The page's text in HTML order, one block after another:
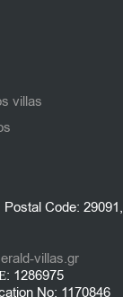
villas
Code: 29091,
villas.gr
1286975
No: 1170846